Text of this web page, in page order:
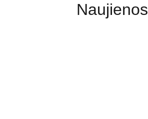
Naujienos